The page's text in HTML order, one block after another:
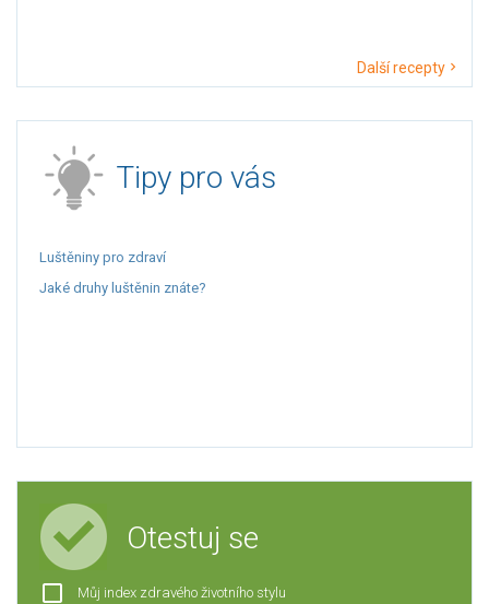
Další recepty
Tipy pro vás
Luštěniny pro zdraví
Jaké druhy luštěnin znáte?
Otestuj se
Můj index zdravého životního stylu